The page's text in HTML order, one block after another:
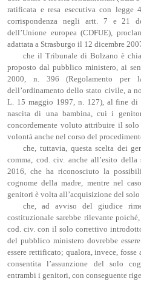
ratificata e resa esecutiva con legge
corrispondenza negli artt. 7 e 21
dell’Unione europea (CDFUE),
adattata a Strasburgo il 12 dicembre
che il Tribunale di Bolzano è
proposto dal pubblico ministero, ai
2000, n. 396 (Regolamento per
dell’ordinamento dello stato civile, a
L. 15 maggio 1997, n. 127), al fine di
nascita di una bambina, cui i
concordemente voluto attribuire il solo
volontà anche nel corso del
che, tuttavia, questa scelta dei
comma, cod. civ. anche all’esito
2016, che ha riconosciuto la
cognome della madre, mentre nel
genitori è volta all’acquisizione del solo
che, ad avviso del giudice
costituzionale sarebbe rilevante
cod. civ. con il solo correttivo
del pubblico ministero dovrebbe
essere rettificato; qualora, invece, fosse
consentita l’assunzione del solo
entrambi i genitori, con conseguente